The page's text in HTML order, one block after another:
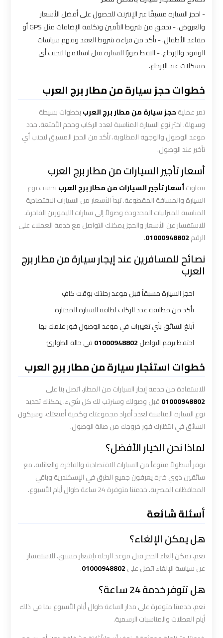
- احجز السيارة مسبقًا عبر الإنترنت للحصول على أفضل الأسعار
والعروض. - تحقق من شروط التأمين وتكلفة الإضافات مثل GPS أو
مقاعد الأطفال. - تأكد من قراءة شروط العقد وفهم سياسات
الوقود والإرجاع. - التقط صورًا للسيارة قبل استلامها لتجنب أي
مشكلات عند الإرجاع.
خطوات حجز سيارة من مطار برج العرب
تمر عمليةحجز سيارة من مطار برج العرببخطوات بسيطة
وسهلة. اختر نوع السيارة المناسبة لعدد الركاب وحجم الأمتعة. حدد
موعد الوصول والوجهة المطلوبة. تأكد من الحجز المسبق لتجنب أي
تأخير عند الوصول.
أسعار تأجير السيارات من مطار برج العرب
تتفاوتأسعار تأجير السيارات من مطار برج العرببحسب نوع
السيارة والمسافة المقطوعة. تبدأ الأسعار من السيارات الاقتصادية
المناسبة للميزانيات المحدودة وصولاً إلى سيارات الليموزين الفاخرة.
للاستفسار عن الأسعار والحجز يمكنك التواصل مع خدمة العملاء على
الرقم01000948802
.
نصائح للمسافرين عند إيجار سيارة من مطار برج
العرب
احجز السيارة مسبقاً قبل موعد رحلتك بوقت كافٍ
تأكد من مطابقة عدد الركاب لطاقة السيارة المختارة
أبلغ السائق بأي تغييرات في موعد الوصول فور علمك بها
احتفظ برقم التواصل01000948802في حالة الطوارئ
خطوات استئجار سيارة من مطار برج العرب
للاستفادة من خدمة إيجار السيارات من المطار، اتصل بنا على
01000948802قبل وصولك وسنرتب لك كل شيء. يمكنك تحديد
نوع السيارة المناسبة لعدد أفراد مجموعتك وكمية أمتعتك، وسيكون
السائق في انتظارك فور خروجك من صالة الوصول.
لماذا نحن الخيار الأفضل؟
نوفر أسطولاً متنوعاً من السيارات الاقتصادية والفاخرة والعائلية، مع
سائقين ذوي خبرة يعرفون جميع الطرق في الإسكندرية وباقي
المحافظات المصرية. خدمتنا متوفرة 24 ساعة طوال أيام الأسبوع.
أسئلة شائعة
هل يمكن الإلغاء؟
نعم، يمكن إلغاء الحجز قبل موعد الرحلة بإشعار مسبق. للاستفسار
عن سياسة الإلغاء اتصل على01000948802
.
هل تتوفر خدمة 24 ساعة؟
نعم، خدمتنا متوفرة على مدار الساعة طوال أيام الأسبوع بما في ذلك
أيام العطلات والمناسبات الرسمية.
شركه
ليموزين
القاهره
ليموزين
اسكندرية
القاهرة
ليموزين
الإسكندرية
القاهرة
ليموزين
الاسكندرية
القاهرة
ليموزين
الاسكندريه
الاسكندريه
ليموزين
الاسكندريه
الشيخ
ليموزين
الاسكندريه
مطروح
ليموزين
القاهرة
ليموزين
السخنة